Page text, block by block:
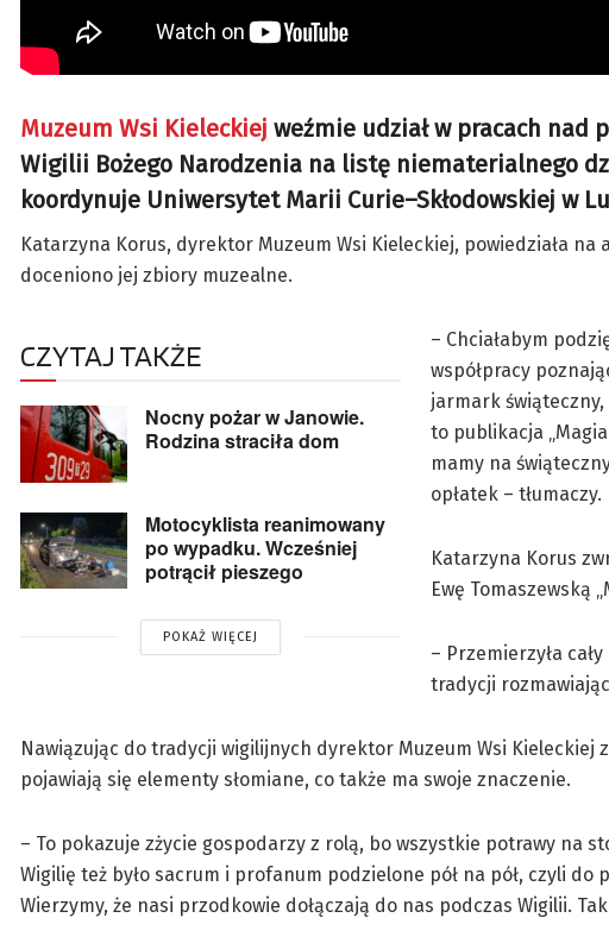
Muzeum Wsi Kieleckiej weźmie udział w pracach nad
Wigilii Bożego Narodzenia na listę niematerialnego
koordynuje Uniwersytet Marii Curie–Skłodowskiej w
Katarzyna Korus, dyrektor Muzeum Wsi Kieleckiej, powiedziała
doceniono jej zbiory muzealne.
CZYTAJ TAKŻE
Nocny pożar w Janowie.
Rodzina straciła dom
Motocyklista reanimowany
po wypadku. Wcześniej
potrącił pieszego
POKAŻ WIĘCEJ
– Chciałabym
współpracy
jarmark
to publikacja
mamy na
opłatek – tłumaczy.
Katarzyna Korus
Ewę Tomaszewską
– Przemierzyła
tradycji
Nawiązując do tradycji wigilijnych dyrektor Muzeum Wsi Kieleckiej
pojawiają się elementy słomiane, co także ma swoje znaczenie.
– To pokazuje zżycie gospodarzy z rolą, bo wszystkie potrawy na
Wigilię też było sacrum i profanum podzielone pół na pół, czyli do
Wierzymy, że nasi przodkowie dołączają do nas podczas Wigilii.